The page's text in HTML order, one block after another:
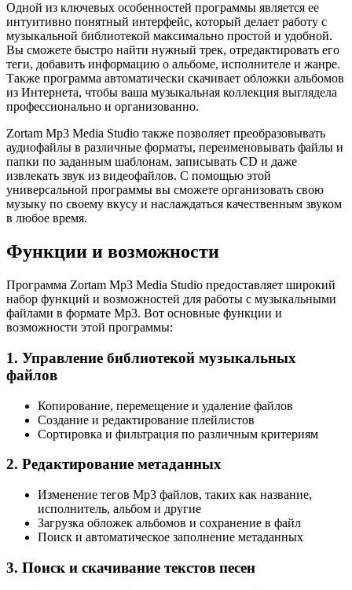
Одной из ключевых особенностей программы является ее
интуитивно понятный интерфейс, который делает работу с
музыкальной библиотекой максимально простой и удобной.
Вы сможете быстро найти нужный трек, отредактировать его
теги, добавить информацию о альбоме, исполнителе и жанре.
Также программа автоматически скачивает обложки альбомов
из Интернета, чтобы ваша музыкальная коллекция выглядела
профессионально и организованно.
Zortam Mp3 Media Studio также позволяет преобразовывать
аудиофайлы в различные форматы, переименовывать файлы и
папки по заданным шаблонам, записывать CD и даже
извлекать звук из видеофайлов. С помощью этой
универсальной программы вы сможете организовать свою
музыку по своему вкусу и наслаждаться качественным звуком
в любое время.
Функции и возможности
Программа Zortam Mp3 Media Studio предоставляет широкий
набор функций и возможностей для работы с музыкальными
файлами в формате Mp3. Вот основные функции и
возможности этой программы:
1. Управление библиотекой музыкальных
файлов
Копирование, перемещение и удаление файлов
Создание и редактирование плейлистов
Сортировка и фильтрация по различным критериям
2. Редактирование метаданных
Изменение тегов Mp3 файлов, таких как название,
исполнитель, альбом и другие
Загрузка обложек альбомов и сохранение в файл
Поиск и автоматическое заполнение метаданных
3. Поиск и скачивание текстов песен